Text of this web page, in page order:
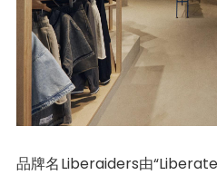
品牌名Liberaiders由